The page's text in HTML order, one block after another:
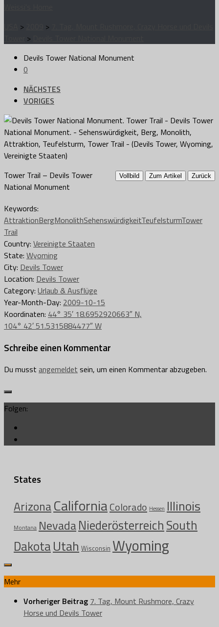
> >
>
Devils Tower National Monument
0
NÄCHSTES
VORIGES
Vollbild Zum Artikel Zurück
Tower Trail – Devils Tower
National Monument
Keywords:
AttraktionBergMonolithSehenswürdigkeitTeufelsturmTower
Trail
Country: Vereinigte Staaten
State: Wyoming
City: Devils Tower
Location: Devils Tower
Category: Urlaub & Ausflüge
Year-Month-Day: 2009-10-15
Koordinaten: 44° 35′ 18.6952920663″ N,
104° 42′ 51.5315884477″ W
Schreibe einen Kommentar
Du musst angemeldet sein, um einen Kommentar abzugeben.
Folgen:
States
ArizonaCaliforniaColorado Hessen Illinois
Montana NevadaNiederösterreichSouth
DakotaUtah Wisconsin Wyoming
Mehr
Vorheriger Beitrag 7. Tag, Mount Rushmore, Crazy
Horse und Devils Tower